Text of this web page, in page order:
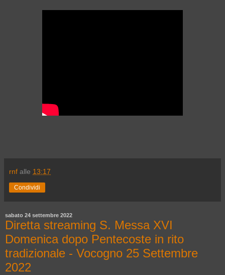
rnf alle 13:17
Condividi
sabato 24 settembre 2022
Diretta streaming S. Messa XVI
Domenica dopo Pentecoste in rito
tradizionale - Vocogno 25 Settembre
2022